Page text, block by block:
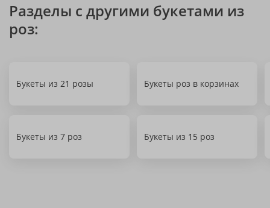
Разделы с другими букетами из
роз:
Букеты из 21 розы Букеты роз в корзинах
Букеты из 7 роз Букеты из 15 роз